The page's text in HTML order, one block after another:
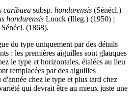
caribaea subsp. hondurensis (Sénécl.)
hondurensis Loock (Illeg.) (1950) ;
Sénécl. (1868).
du type uniquement par des détails
: les premières aiguilles sont glauques
le type et horizontales, étalées au lieu
remplacées par des aiguilles
d'année chez le type et plus tard chez
qui devrait être au mieux juste une